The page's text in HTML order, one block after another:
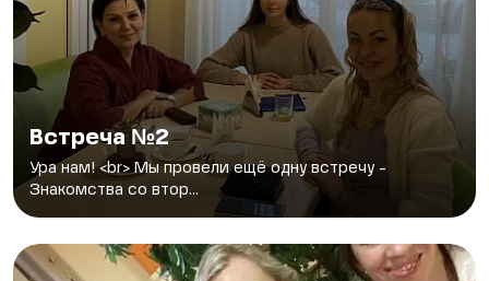
Встреча №2
Ура нам! <br> Мы провели ещё одну встречу -
Знакомства со втор...